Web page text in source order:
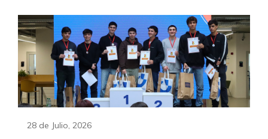
28 de Julio, 2026